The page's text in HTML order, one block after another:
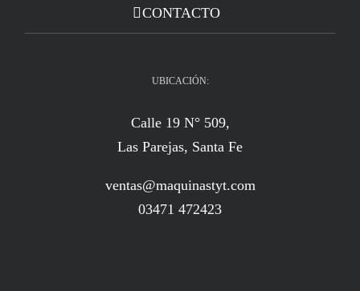
CONTACTO
UBICACIÓN:
Calle 19 N° 509,
Las Parejas, Santa Fe
ventas@maquinastyt.com
03471 472423